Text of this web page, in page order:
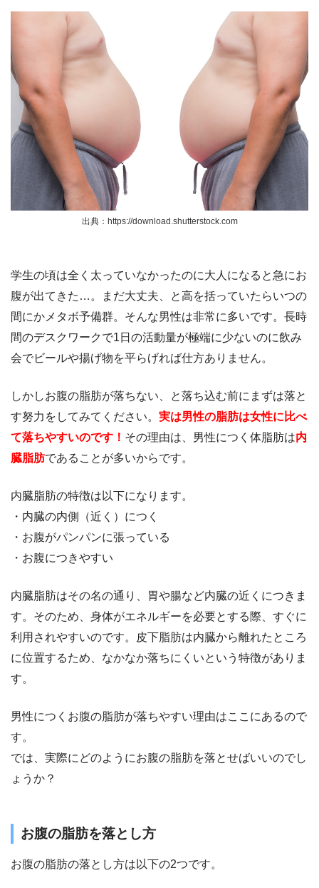
出典：https://download.shutterstock.com
学生の頃は全く太っていなかったのに大人になると急にお
腹が出てきた…。まだ大丈夫、と高を括っていたらいつの
間にかメタボ予備群。そんな男性は非常に多いです。長時
間のデスクワークで1日の活動量が極端に少ないのに飲み
会でビールや揚げ物を平らげれば仕方ありません。
しかしお腹の脂肪が落ちない、と落ち込む前にまずは落と
す努力をしてみてください。 実は男性の脂肪は女性に比べ
て落ちやすいのです！ その理由は、男性につく体脂肪は内
臓脂肪であることが多いからです。
内臓脂肪の特徴は以下になります。
・内臓の内側（近く）につく
・お腹がパンパンに張っている
・お腹につきやすい
内臓脂肪はその名の通り、胃や腸など内臓の近くにつきま
す。そのため、身体がエネルギーを必要とする際、すぐに
利用されやすいのです。皮下脂肪は内臓から離れたところ
に位置するため、なかなか落ちにくいという特徴がありま
す。
男性につくお腹の脂肪が落ちやすい理由はここにあるので
す。
では、実際にどのようにお腹の脂肪を落とせばいいのでし
ょうか？
お腹の脂肪を落とし方
お腹の脂肪の落とし方は以下の2つです。